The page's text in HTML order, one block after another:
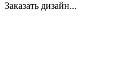
Заказать дизайн...